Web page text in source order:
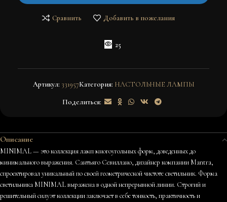
Сравнить Добавить в пожелания
25
Артикул: 331957Категория: НАСТОЛЬНЫЕ ЛАМПЫ
Поделиться:
Описание
MINIMAL — это коллекция ламп многоугольных форм, доведенных до
минимального выражения. Сантьяго Севиллано, дизайнер компании Mantra,
спроектировал уникальный по своей геометрической чистоте светильник. Форма
светильника MINIMAL выражена в одной непрерывной линии. Строгий и
решительный силуэт коллекции заключает в себе тонкость, практичность и